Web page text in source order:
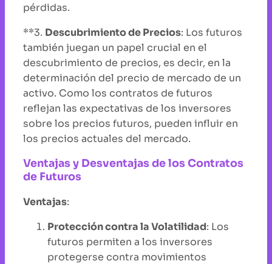
pérdidas.
**3. Descubrimiento de Precios: Los futuros
también juegan un papel crucial en el
descubrimiento de precios, es decir, en la
determinación del precio de mercado de un
activo. Como los contratos de futuros
reflejan las expectativas de los inversores
sobre los precios futuros, pueden influir en
los precios actuales del mercado.
Ventajas y Desventajas de los Contratos
de Futuros
Ventajas:
Protección contra la Volatilidad: Los
futuros permiten a los inversores
protegerse contra movimientos